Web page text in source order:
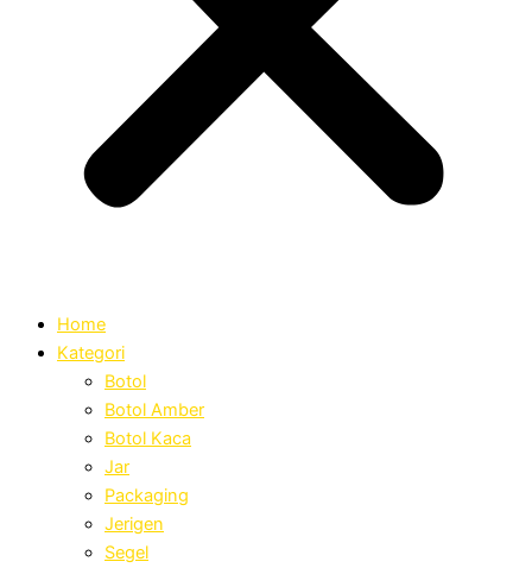
Home
Kategori
Botol
Botol Amber
Botol Kaca
Jar
Packaging
Jerigen
Segel